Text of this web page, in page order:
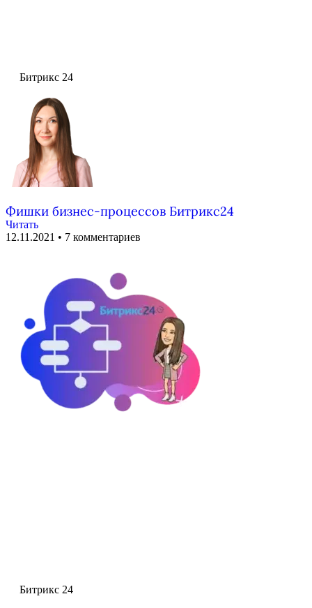
Битрикс 24
Фишки бизнес-процессов Битрикс24
Читать
12.11.2021
7 комментариев
Битрикс 24